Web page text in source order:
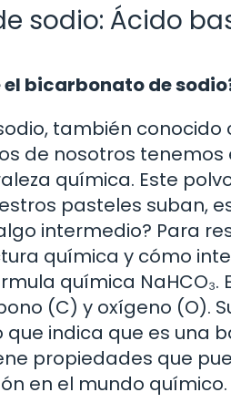
sodio: Ácido
el bicarbonato de
también
de nosotros
química. Este
pasteles suban,
intermedio? Para
química y cómo
química
(C) y oxígeno (O).
que indica que es una
propiedades que
en el mundo químico.